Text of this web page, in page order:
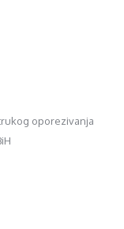
oporezivanja